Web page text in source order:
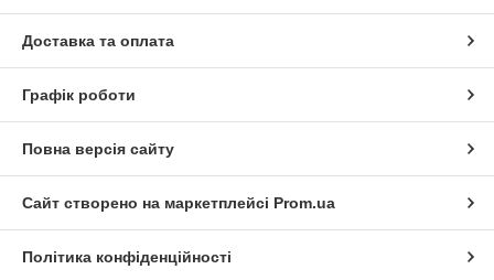
Доставка та оплата
Графік роботи
Повна версія сайту
Сайт створено на маркетплейсі Prom.ua
Політика конфіденційності